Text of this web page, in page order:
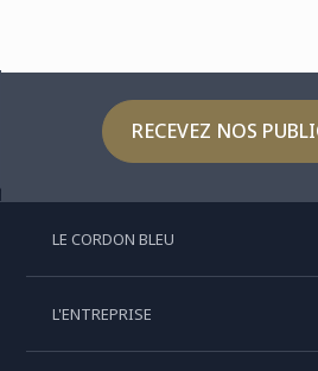
RECEVEZ NOS
LE CORDON BLEU
L'ENTREPRISE